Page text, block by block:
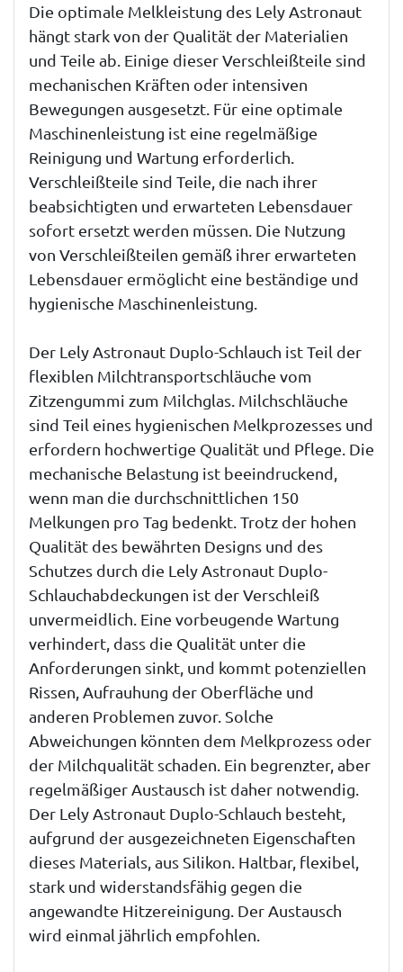
Die optimale Melkleistung des Lely Astronaut
hängt stark von der Qualität der Materialien
und Teile ab. Einige dieser Verschleißteile sind
mechanischen Kräften oder intensiven
Bewegungen ausgesetzt. Für eine optimale
Maschinenleistung ist eine regelmäßige
Reinigung und Wartung erforderlich.
Verschleißteile sind Teile, die nach ihrer
beabsichtigten und erwarteten Lebensdauer
sofort ersetzt werden müssen. Die Nutzung
von Verschleißteilen gemäß ihrer erwarteten
Lebensdauer ermöglicht eine beständige und
hygienische Maschinenleistung.
Der Lely Astronaut Duplo-Schlauch ist Teil der
flexiblen Milchtransportschläuche vom
Zitzengummi zum Milchglas. Milchschläuche
sind Teil eines hygienischen Melkprozesses und
erfordern hochwertige Qualität und Pflege. Die
mechanische Belastung ist beeindruckend,
wenn man die durchschnittlichen 150
Melkungen pro Tag bedenkt. Trotz der hohen
Qualität des bewährten Designs und des
Schutzes durch die Lely Astronaut Duplo-
Schlauchabdeckungen ist der Verschleiß
unvermeidlich. Eine vorbeugende Wartung
verhindert, dass die Qualität unter die
Anforderungen sinkt, und kommt potenziellen
Rissen, Aufrauhung der Oberfläche und
anderen Problemen zuvor. Solche
Abweichungen könnten dem Melkprozess oder
der Milchqualität schaden. Ein begrenzter, aber
regelmäßiger Austausch ist daher notwendig.
Der Lely Astronaut Duplo-Schlauch besteht,
aufgrund der ausgezeichneten Eigenschaften
dieses Materials, aus Silikon. Haltbar, flexibel,
stark und widerstandsfähig gegen die
angewandte Hitzereinigung. Der Austausch
wird einmal jährlich empfohlen.